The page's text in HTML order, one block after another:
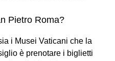
Pietro Roma?
i Musei Vaticani che la
è prenotare i biglietti